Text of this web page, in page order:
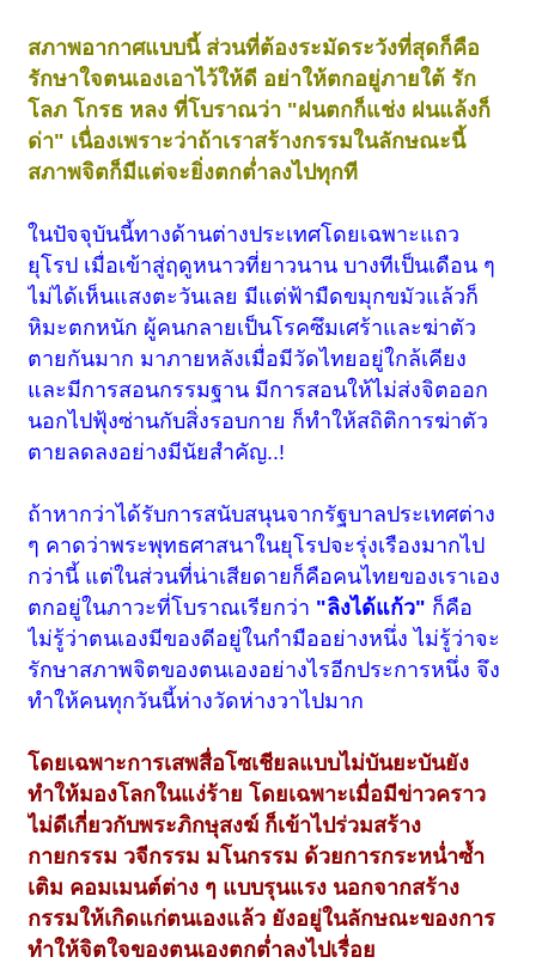
สภาพอากาศแบบนี้ ส่วนที่ต้องระมัดระวังที่สุดก็คือ
รักษาใจตนเองเอาไว้ให้ดี อย่าให้ตกอยู่ภายใต้ รัก
โลภ โกรธ หลง ที่โบราณว่า "ฝนตกก็แช่ง ฝนแล้งก็
ด่า" เนื่องเพราะว่าถ้าเราสร้างกรรมในลักษณะนี้
สภาพจิตก็มีแต่จะยิ่งตกต่ำลงไปทุกที
ในปัจจุบันนี้ทางด้านต่างประเทศโดยเฉพาะแถว
ยุโรป เมื่อเข้าสู่ฤดูหนาวที่ยาวนาน บางทีเป็นเดือน ๆ
ไม่ได้เห็นแสงตะวันเลย มีแต่ฟ้ามืดขมุกขมัวแล้วก็
หิมะตกหนัก ผู้คนกลายเป็นโรคซึมเศร้าและฆ่าตัว
ตายกันมาก มาภายหลังเมื่อมีวัดไทยอยู่ใกล้เคียง
และมีการสอนกรรมฐาน มีการสอนให้ไม่ส่งจิตออก
นอกไปฟุ้งซ่านกับสิ่งรอบกาย ก็ทำให้สถิติการฆ่าตัว
ตายลดลงอย่างมีนัยสำคัญ..!
ถ้าหากว่าได้รับการสนับสนุนจากรัฐบาลประเทศต่าง
ๆ คาดว่าพระพุทธศาสนาในยุโรปจะรุ่งเรืองมากไป
กว่านี้ แต่ในส่วนที่น่าเสียดายก็คือคนไทยของเราเอง
ตกอยู่ในภาวะที่โบราณเรียกว่า "ลิงได้แก้ว" ก็คือ
ไม่รู้ว่าตนเองมีของดีอยู่ในกำมืออย่างหนึ่ง ไม่รู้ว่าจะ
รักษาสภาพจิตของตนเองอย่างไรอีกประการหนึ่ง จึง
ทำให้คนทุกวันนี้ห่างวัดห่างวาไปมาก
โดยเฉพาะการเสพสื่อโซเชียลแบบไม่บันยะบันยัง
ทำให้มองโลกในแง่ร้าย โดยเฉพาะเมื่อมีข่าวคราว
ไม่ดีเกี่ยวกับพระภิกษุสงฆ์ ก็เข้าไปร่วมสร้าง
กายกรรม วจีกรรม มโนกรรม ด้วยการกระหน่ำซ้ำ
เติม คอมเมนต์ต่าง ๆ แบบรุนแรง นอกจากสร้าง
กรรมให้เกิดแก่ตนเองแล้ว ยังอยู่ในลักษณะของการ
ทำให้จิตใจของตนเองตกต่ำลงไปเรื่อย